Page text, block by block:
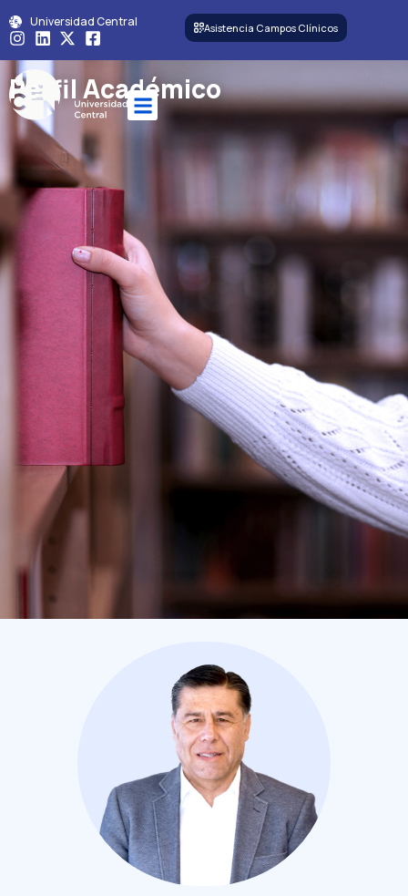
Universidad Central Asistencia Campos Clínicos
Perfil Académico